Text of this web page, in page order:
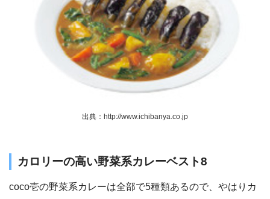
出典：http://www.ichibanya.co.jp
カロリーの高い野菜系カレーベスト8
coco壱の野菜系カレーは全部で5種類あるので、やはりカ